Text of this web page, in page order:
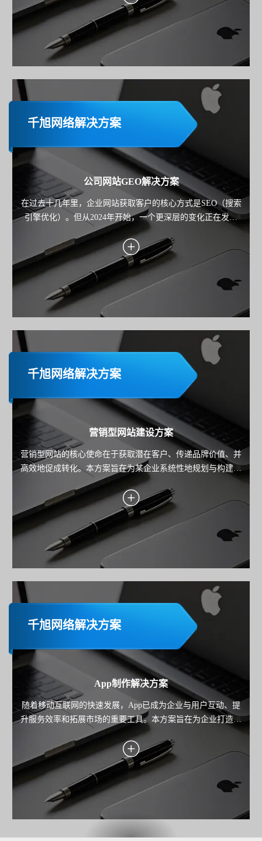
网站不仅是技术的产物，更是驱动业务增长的战略资产。
千旭网络解决方案
公司网站GEO解决方案
在过去十几年里，企业网站获取客户的核心方式是SEO（搜索
引擎优化）。但从2024年开始，一个更深层的变化正在发生
——用户不再只"搜索"，而是开始"询问AI"。 从 ChatGPT 到
Google Gemini，再到各类AI搜索产品，用户获取信息的路径正
在从"点击链接"，转向"直接获得答案"。 这也意味着： 企业网
站的竞争
千旭网络解决方案
营销型网站建设方案
营销型网站的核心使命在于获取潜在客户、传递品牌价值、并
高效地促成转化。本方案旨在为某企业系统性地规划与构建一
个以数据驱动、以用户为中心、以转化为导向的高性能营销平
台。方案将深入阐述从目标设定、用户洞察、转化引擎设计到
技术实现与持续优化的全链路策略，确保每一分投入都能带来
可衡量的业务回报。
千旭网络解决方案
App制作解决方案
随着移动互联网的快速发展，App已成为企业与用户互动、提
升服务效率和拓展市场的重要工具。本方案旨在为企业打造一
款高性能、用户体验优秀且功能完善的移动应用，覆盖业务场
景需求，助力企业实现用户增长、服务优化与商业价值转化。